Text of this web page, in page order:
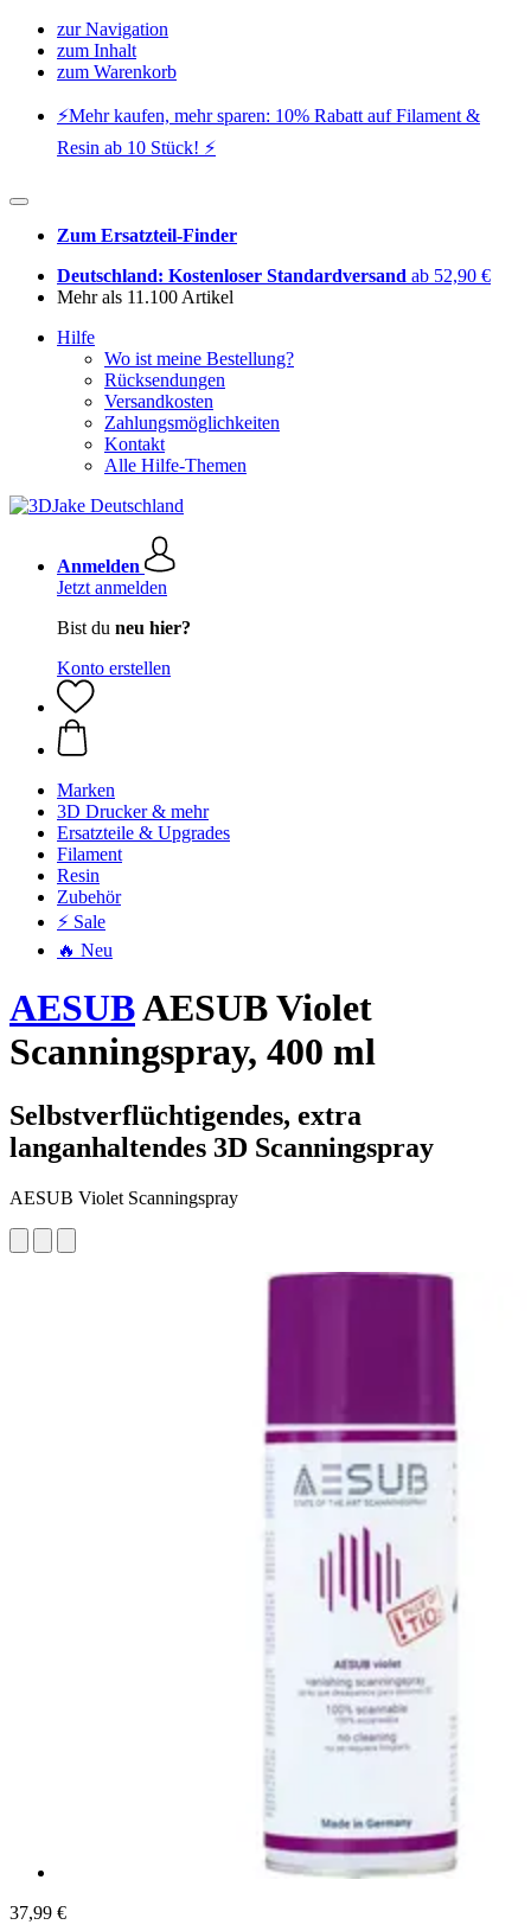
zur Navigation
zum Inhalt
zum Warenkorb
⚡️Mehr kaufen, mehr sparen: 10% Rabatt auf Filament &
Resin ab 10 Stück! ⚡️
Zum Ersatzteil-Finder
Deutschland: Kostenloser Standardversand ab 52,90 €
Mehr als 11.100 Artikel
Hilfe
Wo ist meine Bestellung?
Rücksendungen
Versandkosten
Zahlungsmöglichkeiten
Kontakt
Alle Hilfe-Themen
Anmelden
Jetzt anmelden
Bist du neu hier?
Konto erstellen
Marken
3D Drucker & mehr
Ersatzteile & Upgrades
Filament
Resin
Zubehör
⚡ Sale
🔥 Neu
AESUBAESUB Violet
Scanningspray, 400 ml
Selbstverflüchtigendes, extra
langanhaltendes 3D Scanningspray
AESUB Violet Scanningspray
37,99 €